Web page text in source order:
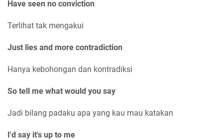
Have seen no conviction
Terlihat tak mengakui
Just lies and more contradiction
Hanya kebohongan dan kontradiksi
So tell me what would you say
Jadi bilang padaku apa yang kau mau katakan
I'd say it's up to me